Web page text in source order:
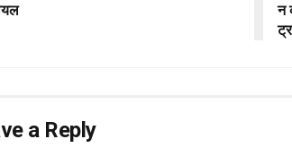
न
a Reply